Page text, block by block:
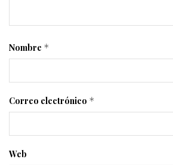
Nombre *
Correo electrónico *
Web